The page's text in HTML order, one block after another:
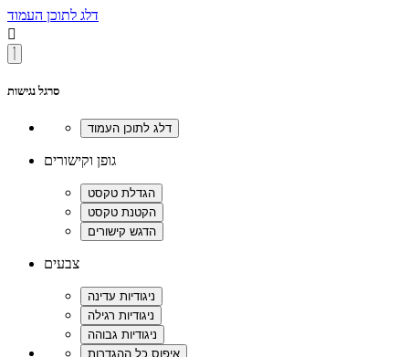
דלג לתוכן העמוד

סרגל נגישות
גופן וקישורים
צבעים